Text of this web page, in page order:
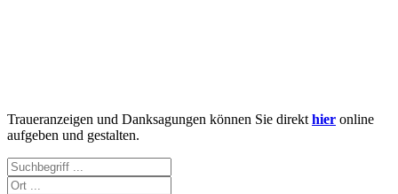
Traueranzeigen und Danksagungen können Sie direkt hier online
aufgeben und gestalten.